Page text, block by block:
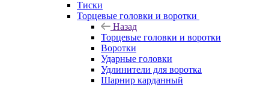
Тиски
Торцевые головки и воротки
Назад
Торцевые головки и воротки
Воротки
Ударные головки
Удлинители для воротка
Шарнир карданный